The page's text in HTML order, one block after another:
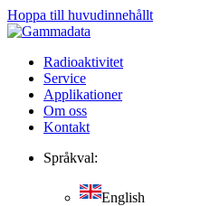
Hoppa till huvudinnehållt
Radioaktivitet
Service
Applikationer
Om oss
Kontakt
Språkval:
English